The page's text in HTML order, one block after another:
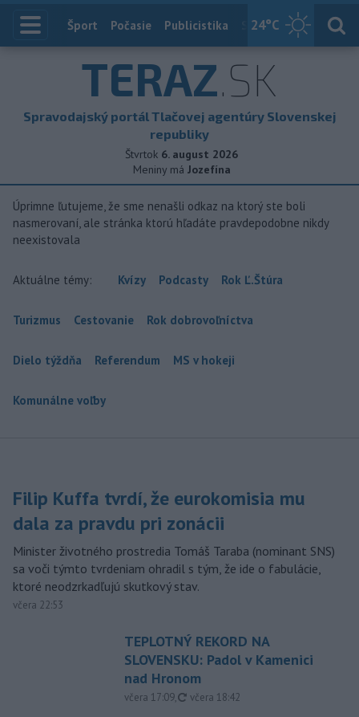
24°C
Index
Šport Počasie Publicistika Slovensko
TERAZ.SK
Spravodajský portál Tlačovej agentúry Slovenskej
republiky
Štvrtok 6. august 2026
Meniny má Jozefína
Úprimne ľutujeme, že sme nenašli odkaz na ktorý ste boli
nasmerovaní, ale stránka ktorú hľadáte pravdepodobne nikdy
neexistovala
Aktuálne témy: Kvízy Podcasty Rok Ľ.Štúra
Turizmus Cestovanie Rok dobrovoľníctva
Dielo týždňa Referendum MS v hokeji
Komunálne voľby
Filip Kuffa tvrdí, že eurokomisia mu
dala za pravdu pri zonácii
Minister životného prostredia Tomáš Taraba (nominant SNS)
sa voči týmto tvrdeniam ohradil s tým, že ide o fabulácie,
ktoré neodzrkadľujú skutkový stav.
včera 22:53
TEPLOTNÝ REKORD NA
SLOVENSKU: Padol v Kamenici
nad Hronom
včera 17:09, aktualizované
včera 18:42